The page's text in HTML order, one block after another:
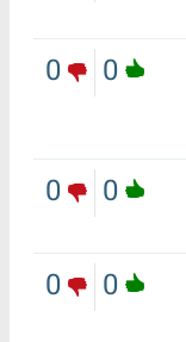
0
0
0
0
0
0